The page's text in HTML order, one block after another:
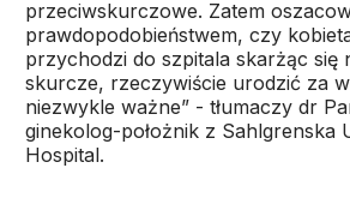
przeciwskurczowe. Zatem
prawdopodobieństwem, czy
przychodzi do szpitala skarżąc się
skurcze, rzeczywiście urodzić za
niezwykle ważne” - tłumaczy dr
ginekolog-położnik z Sahlgrenska
Hospital.